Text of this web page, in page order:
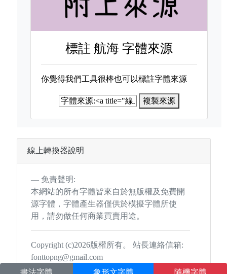
標註 航海 字體來源
你覺得我們工具很棒也可以標註字體來源
複製來源
線上轉換器說明
免責聲明:
本網站的所有字體皆來自於無版權及免費開
源字體，字體產生器僅供於模擬字體所使
用，請勿做任何商業買賣用途。
Copyright (c)2026版權所有。 站長連絡信箱:
fonttopng@gmail.com
書法字體
象形文字體 隨機字體